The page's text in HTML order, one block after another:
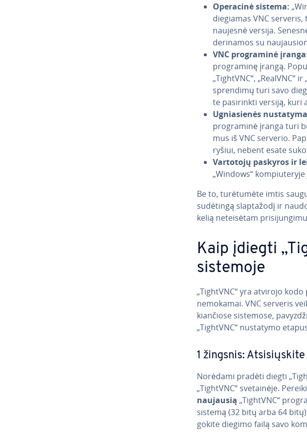
Operacinė sistema:
diegiamas VNC
naujesnė versija.
de­ri­na­mos su
VNC prog­ra­mi­nė
prog­ra­mi­nę įrangą.
„TightVNC“, „RealVNC“
sprendimų turi savo
te pa­si­rink­ti versiją, kuri
Ug­nia­sie­nės
prog­ra­mi­nė įranga turi
mus iš VNC serverio.
ryšiui, nebent esate
Vartotojų paskyros ir
„Windows“
Be to, tu­rė­tu­mė­te imtis
sudėtingą slap­ta­žo­dį ir
kelią ne­tei­sė­tam
Kaip įdiegti
sistemoje
„TightVNC“ yra atvirojo
nemokamai. VNC serveris
kian­čio­se sistemose,
„TightVNC“ nustatymo
1 žingsnis:
Norėdami pradėti diegti
„TightVNC“ sve­tai­nė­je.
naujausią „TightVNC“
sistemą (32 bitų arba 64
go­ki­te diegimo failą savo